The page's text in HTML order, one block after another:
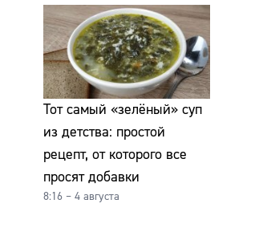
Тот самый «зелёный» суп
из детства: простой
рецепт, от которого все
просят добавки
8:16 – 4 августа